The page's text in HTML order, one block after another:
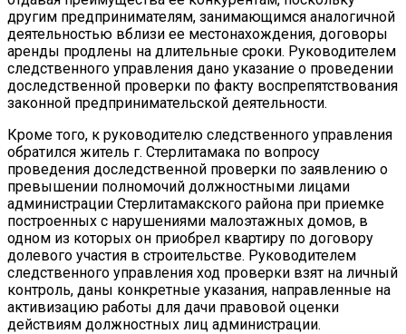
другим предпринимателям, занимающимся аналогичной
деятельностью вблизи ее местонахождения, договоры
аренды продлены на длительные сроки. Руководителем
следственного управления дано указание о проведении
доследственной проверки по факту воспрепятствования
законной предпринимательской деятельности.
Кроме того, к руководителю следственного управления
обратился житель г. Стерлитамака по вопросу
проведения доследственной проверки по заявлению о
превышении полномочий должностными лицами
администрации Стерлитамакского района при приемке
построенных с нарушениями малоэтажных домов, в
одном из которых он приобрел квартиру по договору
долевого участия в строительстве. Руководителем
следственного управления ход проверки взят на личный
контроль, даны конкретные указания, направленные на
активизацию работы для дачи правовой оценки
действиям должностных лиц администрации.